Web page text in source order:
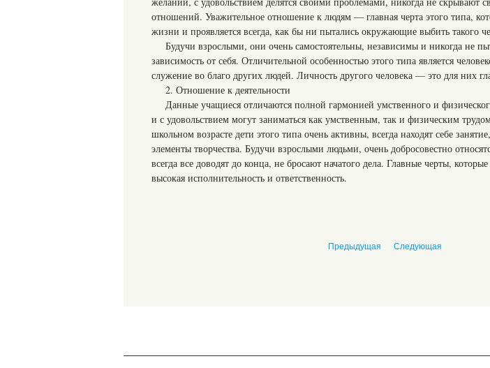
отношений. Уважительное отношение к людям — главная черта этого типа,
жизни и проявляется всегда, как бы ни пытались окружающие выбить такого
Будучи взрослыми, они очень самостоятельны, независимы и никогда не
зависимость от себя. Отличительной особенностью этого типа является
служение во благо других людей. Личность другого человека — это для них
2. Отношение к деятельности
Данные учащиеся отличаются полной гармонией умственного и
и с удовольствием могут заниматься как умственным, так и физическим
школьном возрасте дети этого типа очень активны, всегда находят себе
элементы творчества. Будучи взрослыми людьми, очень добросовестно
всегда все доводят до конца, не бросают начатого дела. Главные черты,
высокая исполнительность и ответственность.
Предыдущая Следующая